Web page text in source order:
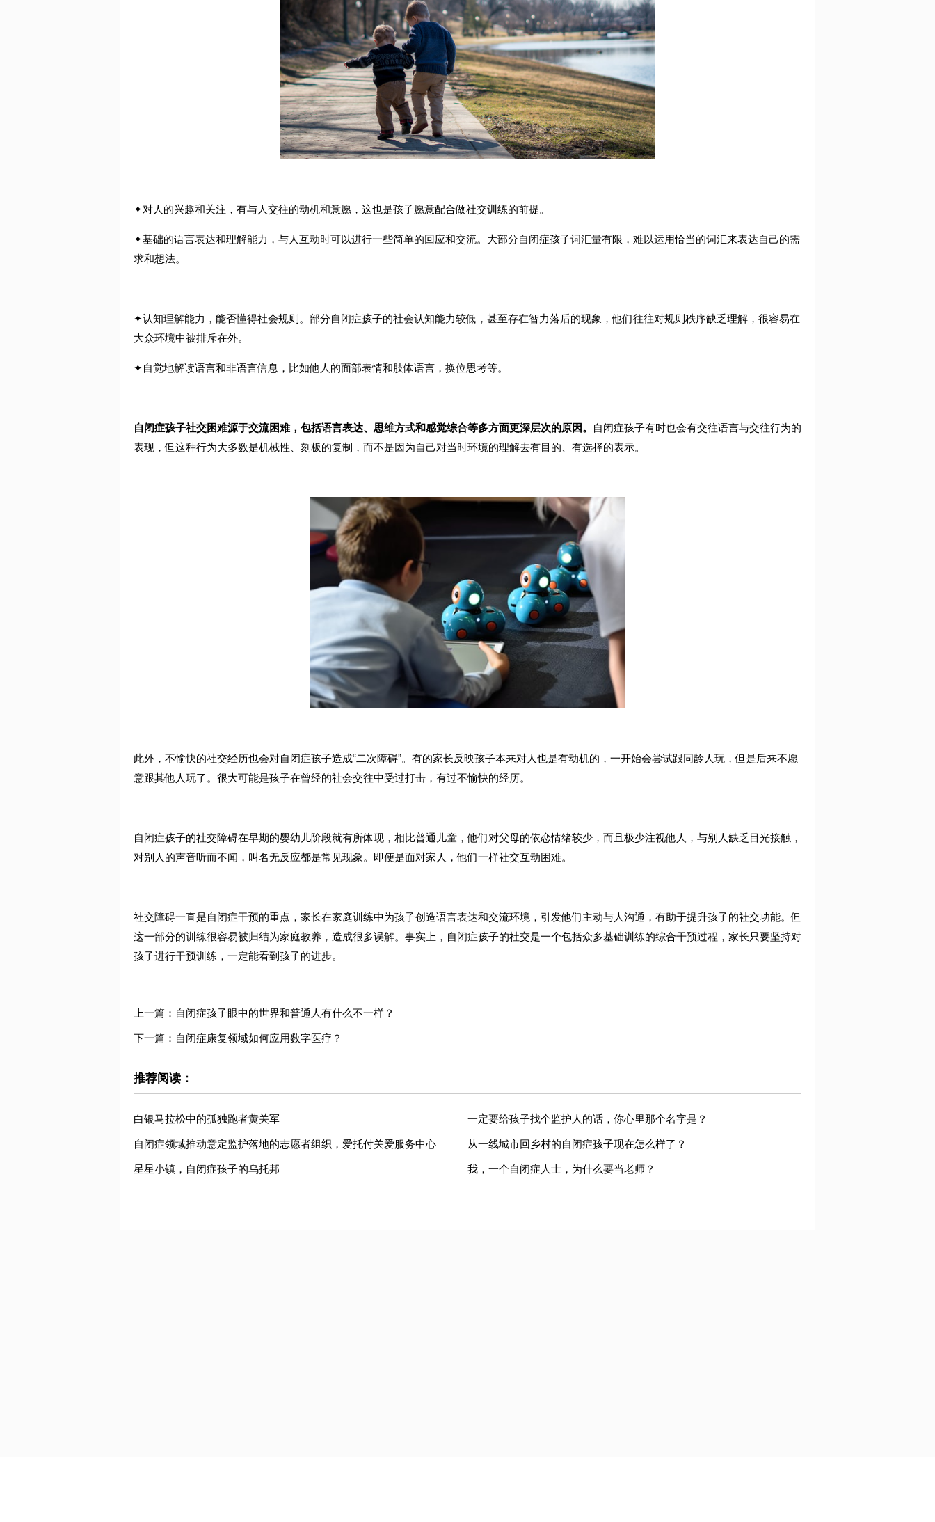
✦对人的兴趣和关注，有与人交往的动机和意愿，这也是孩子愿意配合做社交训练的前提。
✦基础的语言表达和理解能力，与人互动时可以进行一些简单的回应和交流。大部分自闭症孩子词汇量有限，难以运用恰当的词汇来表达自己的需
求和想法。
✦认知理解能力，能否懂得社会规则。部分自闭症孩子的社会认知能力较低，甚至存在智力落后的现象，他们往往对规则秩序缺乏理解，很容易在
大众环境中被排斥在外。
✦自觉地解读语言和非语言信息，比如他人的面部表情和肢体语言，换位思考等。
自闭症孩子社交困难源于交流困难，包括语言表达、思维方式和感觉综合等多方面更深层次的原因。 自闭症孩子有时也会有交往语言与交往行为的
表现，但这种行为大多数是机械性、刻板的复制，而不是因为自己对当时环境的理解去有目的、有选择的表示。
此外，不愉快的社交经历也会对自闭症孩子造成“二次障碍”。有的家长反映孩子本来对人也是有动机的，一开始会尝试跟同龄人玩，但是后来不愿
意跟其他人玩了。很大可能是孩子在曾经的社会交往中受过打击，有过不愉快的经历。
自闭症孩子的社交障碍在早期的婴幼儿阶段就有所体现，相比普通儿童，他们对父母的依恋情绪较少，而且极少注视他人，与别人缺乏目光接触，
对别人的声音听而不闻，叫名无反应都是常见现象。即便是面对家人，他们一样社交互动困难。
社交障碍一直是自闭症干预的重点，家长在家庭训练中为孩子创造语言表达和交流环境，引发他们主动与人沟通，有助于提升孩子的社交功能。但
这一部分的训练很容易被归结为家庭教养，造成很多误解。事实上，自闭症孩子的社交是一个包括众多基础训练的综合干预过程，家长只要坚持对
孩子进行干预训练，一定能看到孩子的进步。
上一篇：自闭症孩子眼中的世界和普通人有什么不一样？
下一篇：自闭症康复领域如何应用数字医疗？
推荐阅读：
白银马拉松中的孤独跑者黄关军
一定要给孩子找个监护人的话，你心里那个名字是？
自闭症领域推动意定监护落地的志愿者组织，爱托付关爱服务中心
从一线城市回乡村的自闭症孩子现在怎么样了？
星星小镇，自闭症孩子的乌托邦
我，一个自闭症人士，为什么要当老师？